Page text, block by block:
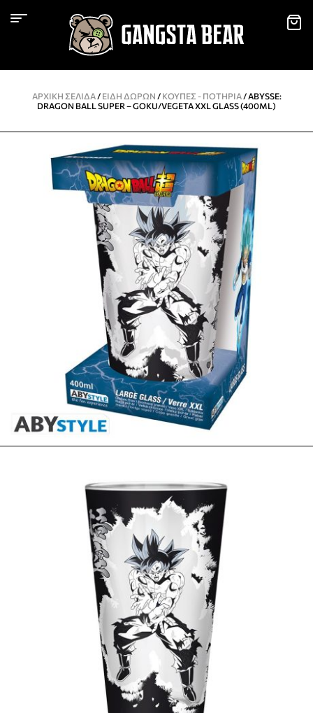
ΑΡΧΙΚΉ ΣΕΛΊΔΑ/ ΕΙΔΗ ΔΩΡΩΝ / KΟΎΠΕΣ - ΠΟΤΉΡΙΑ/ ABYSSE:
DRAGON BALL SUPER – GOKU/VEGETA XXL GLASS (400ML)